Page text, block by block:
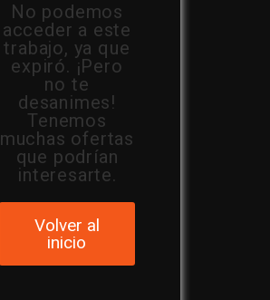
No podemos
acceder a este
trabajo, ya que
expiró. ¡Pero
no te
desanimes!
Tenemos
muchas ofertas
que podrían
interesarte.
Volver al
inicio